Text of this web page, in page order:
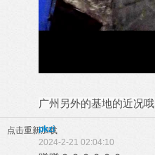
广州另外的基地的近况哦
点击重新加载
pkzi
2024-2-21 02:04:10